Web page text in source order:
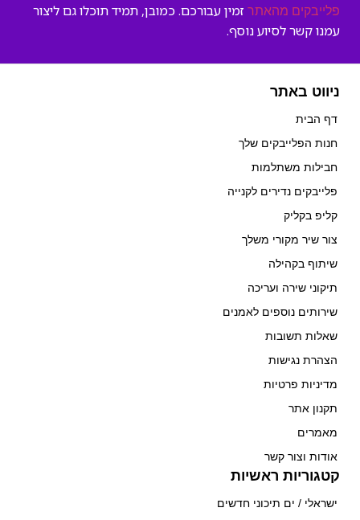
פלייבקים מהאתר זמין עבורכם. כמובן, תמיד תוכלו גם ליצור
עמנו קשר לסיוע נוסף.
ניווט באתר
דף הבית
חנות הפלייבקים שלך
חבילות משתלמות
פלייבקים נדירים לקנייה
קליפ בקליק
צור שיר מקורי משלך
שיתוף בקהילה
תיקוני שירה ועריכה
שירותים נוספים לאמנים
שאלות תשובות
הצהרת נגישות
מדיניות פרטיות
תקנון אתר
מאמרים
אודות וצור קשר
קטגוריות ראשיות
ישראלי / ים תיכוני חדשים